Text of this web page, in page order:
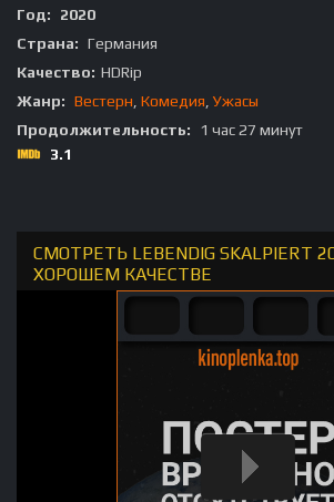
Год:
2020
Страна: Германия
Качество: HDRip
Жанр: Вестерн Комедия Ужасы
Продолжительность:
1 час 27 минут
3.1
СМОТРЕТЬ LEBENDIG SKALPIERT
ХОРОШЕМ КАЧЕСТВЕ